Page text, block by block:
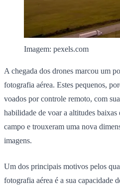
Imagem: pexels.com
A chegada dos drones marcou um
fotografia aérea. Estes pequenos,
voados por controle remoto, com
habilidade de voar a altitudes
campo e trouxeram uma nova
imagens.
Um dos principais motivos pelos
fotografia aérea é a sua capacidade